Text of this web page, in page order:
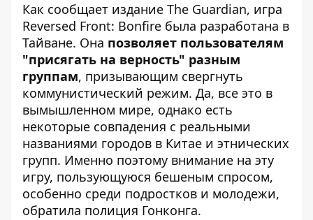
Как сообщает издание The Guardian, игра
Reversed Front: Bonfire была разработана в
Тайване. Она позволяет пользователям
"присягать на верность" разным
группам, призывающим свергнуть
коммунистический режим. Да, все это в
вымышленном мире, однако есть
некоторые совпадения с реальными
названиями городов в Китае и этнических
групп. Именно поэтому внимание на эту
игру, пользующуюся бешеным спросом,
особенно среди подростков и молодежи,
обратила полиция Гонконга.